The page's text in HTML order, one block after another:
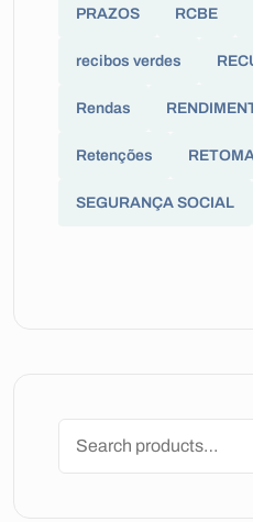
PRAZOS RCBE
recibos verdes
Rendas
Retenções
SEGURANÇA SOCIAL